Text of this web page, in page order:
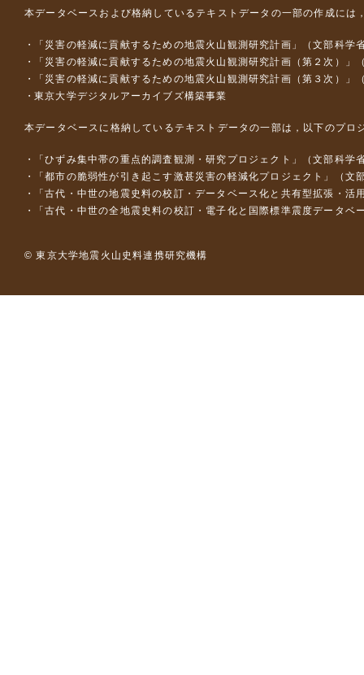
本データベースおよび格納しているテキストデータの一部の作成には
「災害の軽減に貢献するための地震火山観測研究計画」（文部科学
「災害の軽減に貢献するための地震火山観測研究計画（第２次）」
「災害の軽減に貢献するための地震火山観測研究計画（第３次）」
東京大学デジタルアーカイブズ構築事業
本データベースに格納しているテキストデータの一部は，以下のプロ
「ひずみ集中帯の重点的調査観測・研究プロジェクト」（文部科
「都市の脆弱性が引き起こす激甚災害の軽減化プロジェクト」（
「古代・中世の地震史料の校訂・データベース化と共有型拡張・
「古代・中世の全地震史料の校訂・電子化と国際標準震度データ
© 東京大学地震火山史料連携研究機構